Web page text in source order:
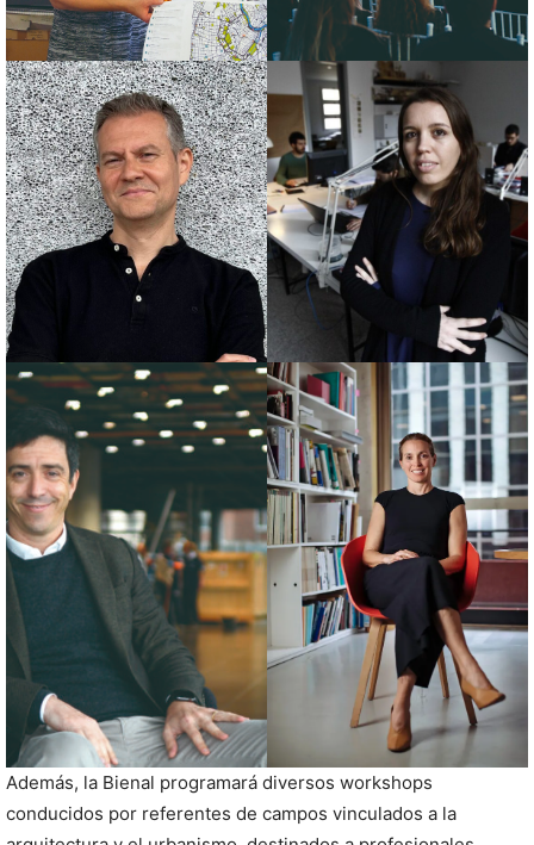
Además, la Bienal programará diversos workshops
conducidos por referentes de campos vinculados a la